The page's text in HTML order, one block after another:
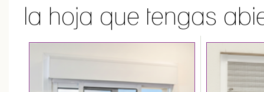
la hoja que tengas